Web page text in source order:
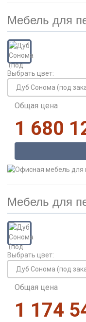
Мебель для
Выбрать цвет:
Общая цена
1 680
Мебель для
Выбрать цвет:
Общая цена
1 174